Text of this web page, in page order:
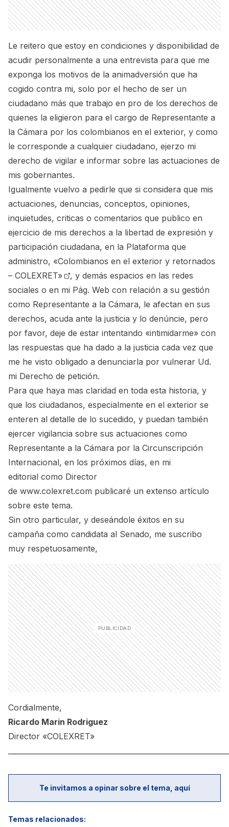
Le reitero que estoy en condiciones y disponibilidad de
acudir personalmente a una entrevista para que me
exponga los motivos de la animadversión que ha
cogido contra mi, solo por el hecho de ser un
ciudadano más que trabajo en pro de los derechos de
quienes la eligieron para el cargo de Representante a
la Cámara por los colombianos en el exterior, y como
le corresponde a cualquier ciudadano, ejerzo mi
derecho de vigilar e informar sobre las actuaciones de
mis gobernantes.
Igualmente vuelvo a pedirle que si considera que mis
actuaciones, denuncias, conceptos, opiniones,
inquietudes, criticas o comentarios que publico en
ejercicio de mis derechos a la libertad de expresión y
participación ciudadana, en la Plataforma que
administro, «Colombianos en el exterior y retornados
– COLEXRET»
, y demás espacios en las redes
sociales o en mi Pág. Web con relación a su gestión
como Representante a la Cámara, le afectan en sus
derechos, acuda ante la justicia y lo denúncie, pero
por favor, deje de estar intentando «intimidarme» con
las respuestas que ha dado a la justicia cada vez que
me he visto obligado a denunciarla por vulnerar Ud.
mi Derecho de petición.
Para que haya mas claridad en toda esta historia, y
que los ciudadanos, especialmente en el exterior se
enteren al detalle de lo sucedido, y puedan también
ejercer vigilancia sobre sus actuaciones como
Representante a la Cámara por la Circunscripción
Internacional, en los próximos días, en mi
editorial como Director
de www.colexret.com publicaré un extenso artículo
sobre este tema.
Sin otro particular, y deseándole éxitos en su
campaña como candidata al Senado, me suscribo
muy respetuosamente,
Cordialmente,
Ricardo Marin Rodriguez
Director «COLEXRET»
Te invitamos a opinar sobre el tema, aquí
Temas relacionados: